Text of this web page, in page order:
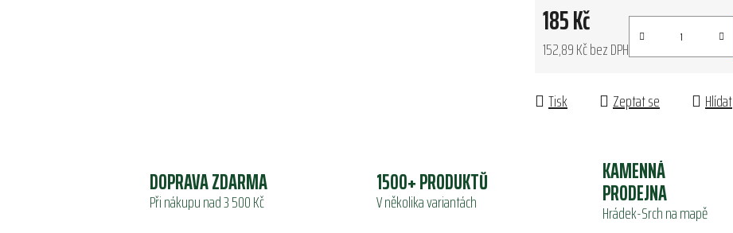
185 Kč
152,89 Kč bez DPH
Tisk Zeptat se Hlídat
DOPRAVA ZDARMA
Při nákupu nad 3 500 Kč
1500+ PRODUKTŮ
V několika variantách
KAMENNÁ
PRODEJNA
Hrádek-Srch na mapě